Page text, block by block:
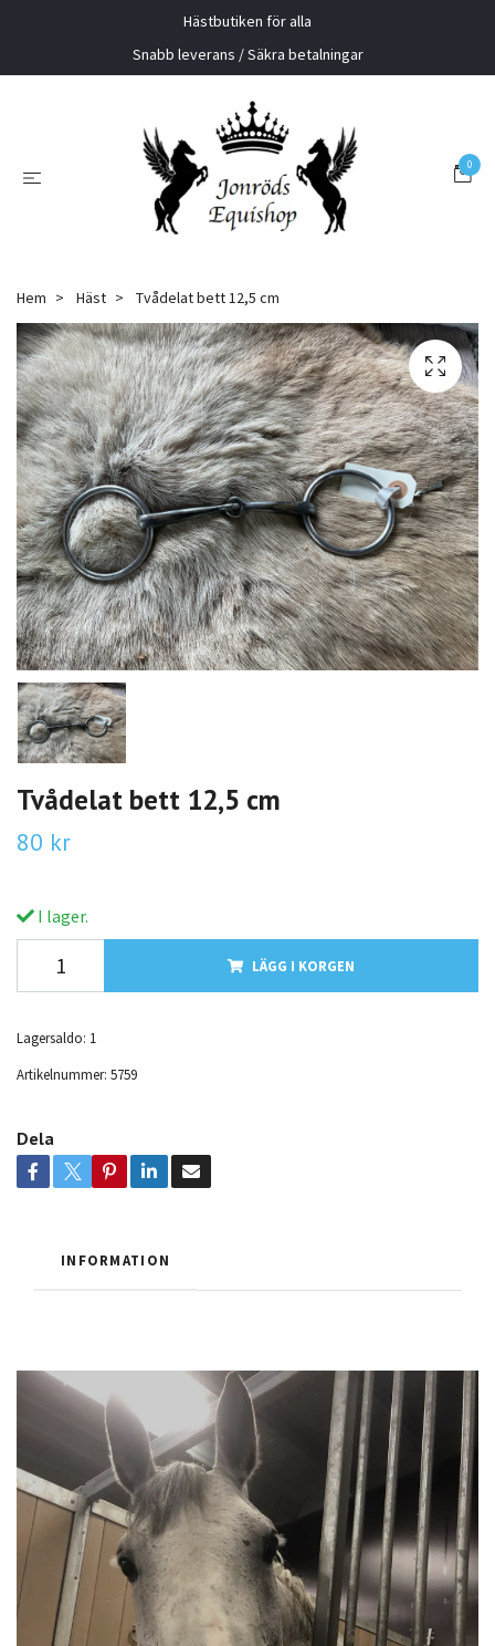
Hästbutiken för alla
Snabb leverans / Säkra betalningar
0
Hem Häst Tvådelat bett 12,5 cm
Tvådelat bett 12,5 cm
80 kr
I lager.
LÄGG I KORGEN
Lagersaldo: 1
Artikelnummer: 5759
Dela
INFORMATION